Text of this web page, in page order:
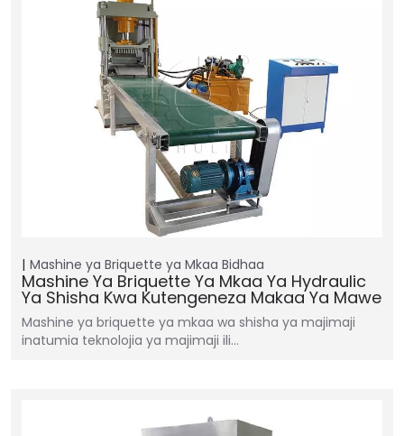
Mashine ya Briquette ya Mkaa Bidhaa
Mashine Ya Briquette Ya Mkaa Ya Hydraulic
Ya Shisha Kwa Kutengeneza Makaa Ya Mawe
Mashine ya briquette ya mkaa wa shisha ya majimaji
inatumia teknolojia ya majimaji ili…